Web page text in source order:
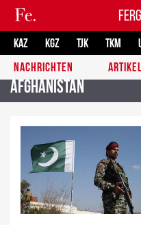
KAZ KGZ TJK TKM
NACHRICHTEN
ARTIKEL
Afghanistan